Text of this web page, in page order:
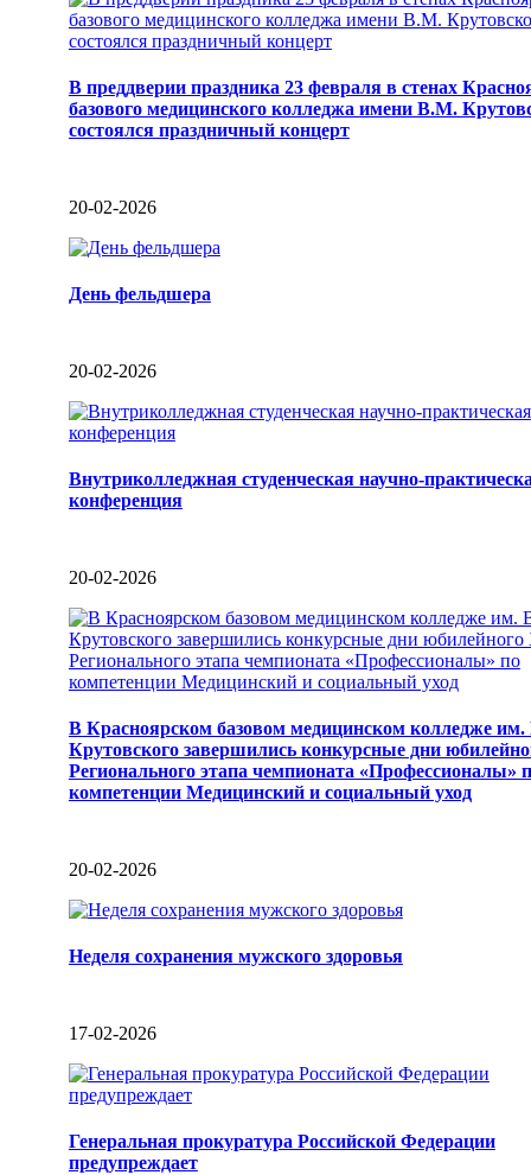
В преддверии праздника 23 февраля в стенах
базового медицинского колледжа имени В.М.
состоялся праздничный концерт
20-02-2026
День фельдшера
20-02-2026
Внутриколледжная студенческая научно-
конференция
20-02-2026
В Красноярском базовом медицинском колледже
Крутовского завершились конкурсные дни
Регионального этапа чемпионата «Профессионалы»
компетенции Медицинский и социальный уход
20-02-2026
Неделя сохранения мужского здоровья
17-02-2026
Генеральная прокуратура Российской Федерации
предупреждает